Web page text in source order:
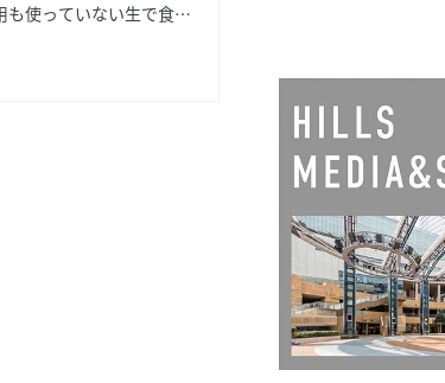
も使っていない生で食べ